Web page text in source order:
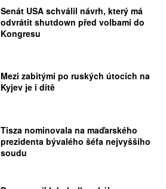
Senát USA schválil návrh, který má
odvrátit shutdown před volbami do
Kongresu
Mezi zabitými po ruských útocích na
Kyjev je i dítě
Tisza nominovala na maďarského
prezidenta bývalého šéfa nejvyššího
soudu